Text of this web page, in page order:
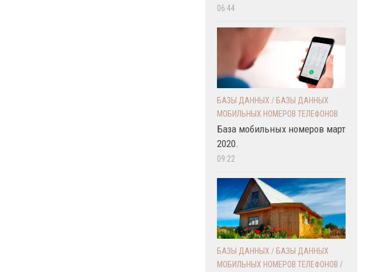
06:44
БАЗЫ ДАННЫХ / БАЗЫ ДАННЫХ
МОБИЛЬНЫХ НОМЕРОВ ТЕЛЕФОНОВ
База мобильных номеров март
2020.
09:22
БАЗЫ ДАННЫХ / БАЗЫ ДАННЫХ
МОБИЛЬНЫХ НОМЕРОВ ТЕЛЕФОНОВ /